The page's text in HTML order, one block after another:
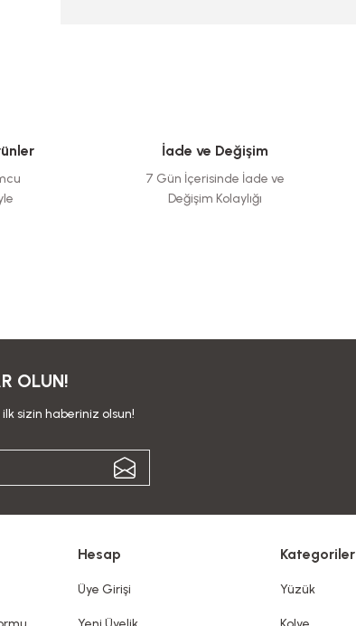
İade ve Değişim
7 Gün İçerisinde İade ve
Değişim Kolaylığı
OLUN!
sizin haberiniz olsun!
Hesap
Üye Girişi
Kategoriler
Yüzük